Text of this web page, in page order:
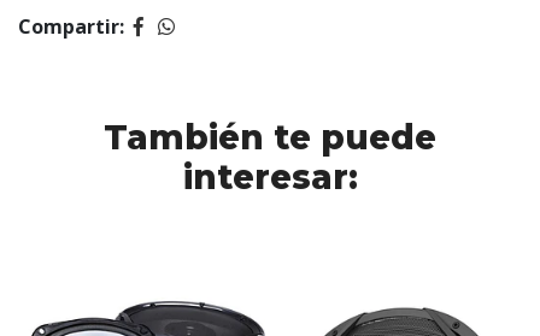
Compartir:
También te puede
interesar: